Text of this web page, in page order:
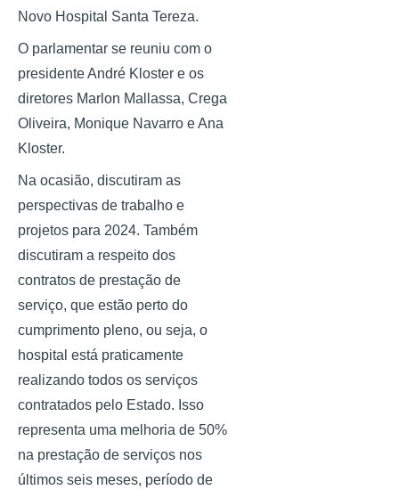
Novo Hospital Santa Tereza.
O parlamentar se reuniu com o
presidente André Kloster e os
diretores Marlon Mallassa, Crega
Oliveira, Monique Navarro e Ana
Kloster.
Na ocasião, discutiram as
perspectivas de trabalho e
projetos para 2024. Também
discutiram a respeito dos
contratos de prestação de
serviço, que estão perto do
cumprimento pleno, ou seja, o
hospital está praticamente
realizando todos os serviços
contratados pelo Estado. Isso
representa uma melhoria de 50%
na prestação de serviços nos
últimos seis meses, período de